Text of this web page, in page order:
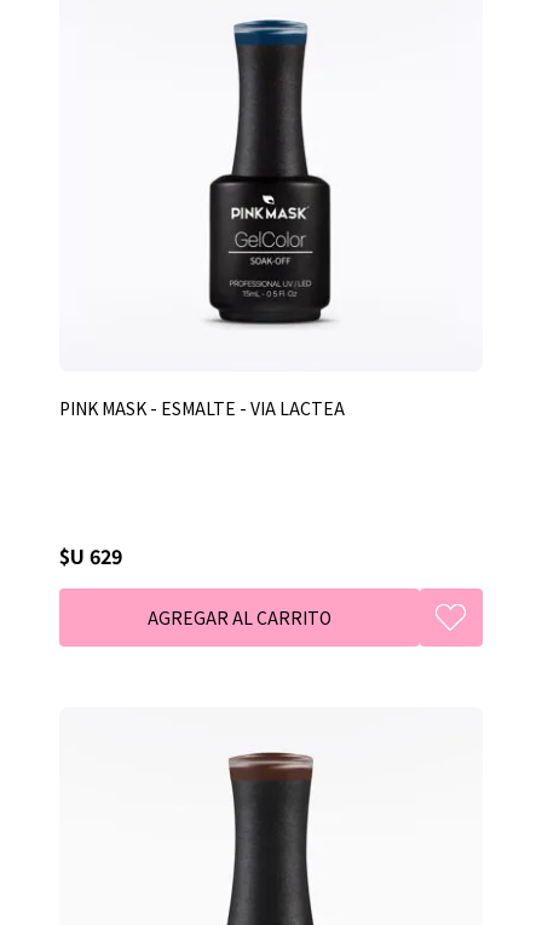
PINK MASK - ESMALTE - VIA LACTEA
$U 629